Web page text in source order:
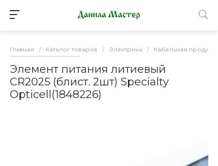
Главная / Каталог товаров / Электрика / Кабельная
Элемент питания литиевый
CR2025 (блист. 2шт) Specialty
Opticell(1848226)